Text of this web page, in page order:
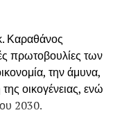
Καραθάνος
πρωτοβουλίες των
την άμυνα,
οικογένειας, ενώ
2030.